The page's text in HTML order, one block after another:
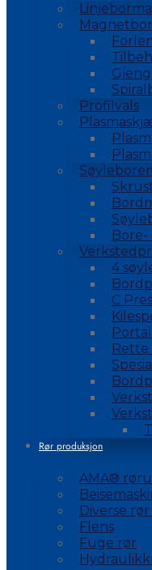
Profilvals
4
C
Rette
Rør produksjon
AMA®
Diverse
Flens
Fuge rør